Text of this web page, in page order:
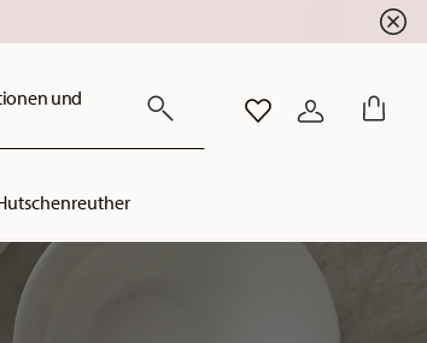
und
WISHLISTANMELDEN